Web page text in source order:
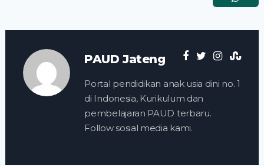
PAUD Jateng
Portal pendidikan anak usia dini no. 1
di Indonesia, Kurikulum dan
pembelajaran PAUD terbaru.
Follow sosial media kami.